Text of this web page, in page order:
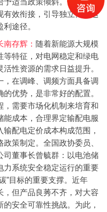
有效衔接，引导独立储能运
途径。
存辉： 随着新能源大规模
等特征，对电网稳定和绿电
性资源的需求日益提升。
在调峰、调频方面具备调
优势，是非常好的配置。
，需要市场化机制来培育和
能成本，合理界定输配电服
配电定价成本构成范围，
策制定。 全国政协委员、
董事长曾毓群： 以电池储
力系统安全稳定运行的重要
”目标的重要支撑。近年
，但产品良莠不齐，对大容
安全可靠性挑战。为此，